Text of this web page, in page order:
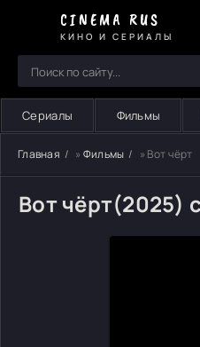
CINEMA RUS
КИНО И СЕРИАЛЫ
Сериалы Фильмы
Главная » Фильмы » Вот чёрт
Вот чёрт(2025)